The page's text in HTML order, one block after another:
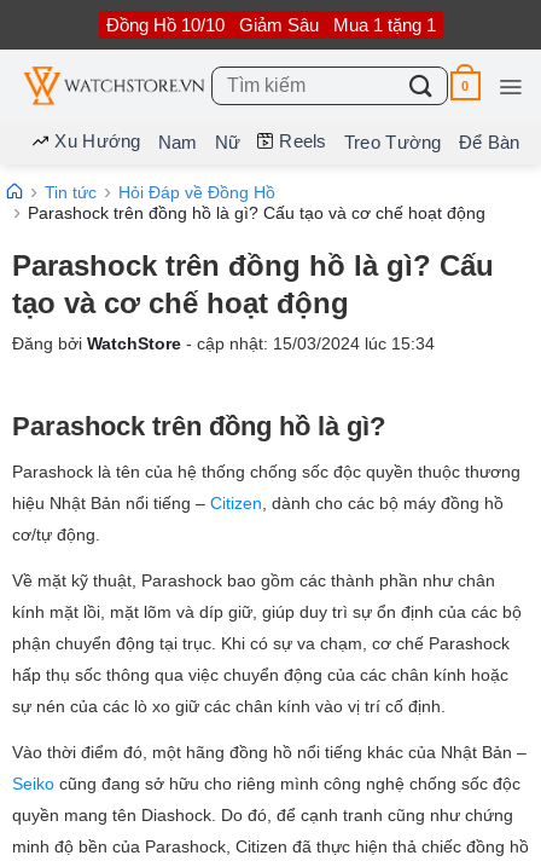
nội
dung
Đồng Hồ 10/10 Giảm Sâu Mua 1 tặng 1
Tìm
kiếm:
0
Xu Hướng Nam Nữ Reels Treo Tường Để Bàn
Tin tức
Hỏi Đáp về Đồng Hồ
Parashock trên đồng hồ là gì? Cấu tạo và cơ chế hoạt động
Parashock trên đồng hồ là gì? Cấu
tạo và cơ chế hoạt động
Đăng bởi WatchStore - cập nhật: 15/03/2024 lúc 15:34
Parashock trên đồng hồ là gì?
Parashock là tên của hệ thống chống sốc độc quyền thuộc thương
hiệu Nhật Bản nổi tiếng – Citizen , dành cho các bộ máy đồng hồ
cơ/tự động.
Về mặt kỹ thuật, Parashock bao gồm các thành phần như chân
kính mặt lồi, mặt lõm và díp giữ, giúp duy trì sự ổn định của các bộ
phận chuyển động tại trục. Khi có sự va chạm, cơ chế Parashock
hấp thụ sốc thông qua việc chuyển động của các chân kính hoặc
sự nén của các lò xo giữ các chân kính vào vị trí cố định.
Vào thời điểm đó, một hãng đồng hồ nổi tiếng khác của Nhật Bản –
Seiko cũng đang sở hữu cho riêng mình công nghệ chống sốc độc
quyền mang tên Diashock. Do đó, để cạnh tranh cũng như chứng
minh độ bền của Parashock, Citizen đã thực hiện thả chiếc đồng hồ